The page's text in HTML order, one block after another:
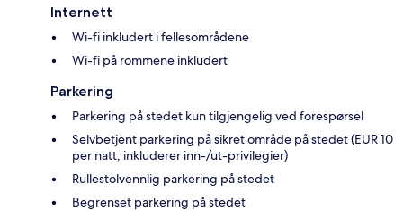
Internett
Wi-fi inkludert i fellesområdene
Wi-fi på rommene inkludert
Parkering
Parkering på stedet kun tilgjengelig ved forespørsel
Selvbetjent parkering på sikret område på stedet (EUR 10
per natt; inkluderer inn-/ut-privilegier)
Rullestolvennlig parkering på stedet
Begrenset parkering på stedet